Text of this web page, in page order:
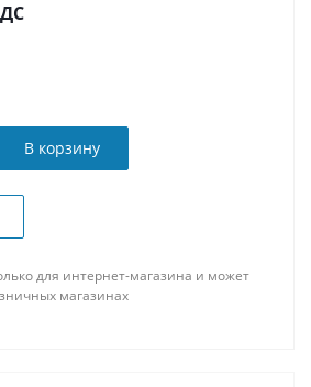
В корзину
для интернет-магазина и может
магазинах